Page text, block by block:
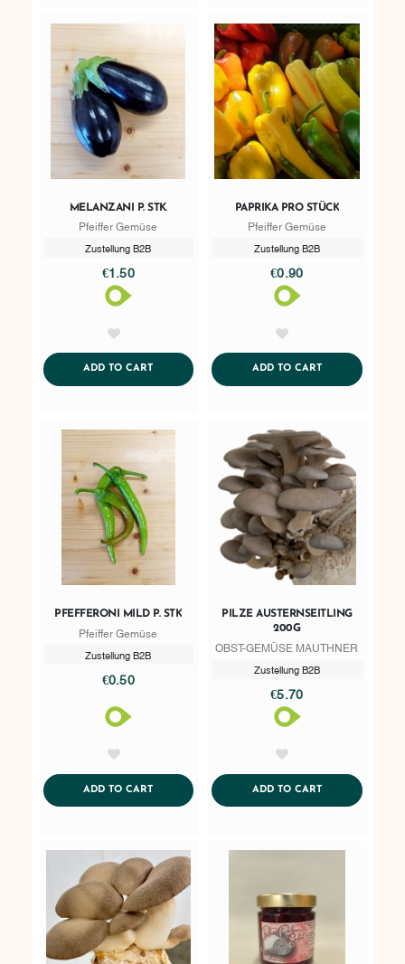
MELANZANI P. STK.
Pfeiffer Gemüse
Zustellung B2B
€1.50
ADD TO CARTADDTOCART
PAPRIKA PRO STÜCK
Pfeiffer Gemüse
Zustellung B2B
€0.90
ADD TO CARTADDTOCART
PFEFFERONI MILD P. STK
Pfeiffer Gemüse
Zustellung B2B
€0.50
ADD TO CARTADDTOCART
PILZE AUSTERNSEITLING
200G
OBST-GEMÜSE MAUTHNER
Zustellung B2B
€5.70
ADD TO CARTADDTOCART